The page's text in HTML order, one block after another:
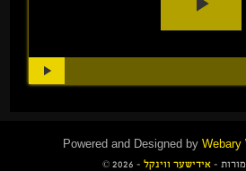
Video
Play
Powered and Designed by Webary
-אידישער ווינקל - 2026 ©